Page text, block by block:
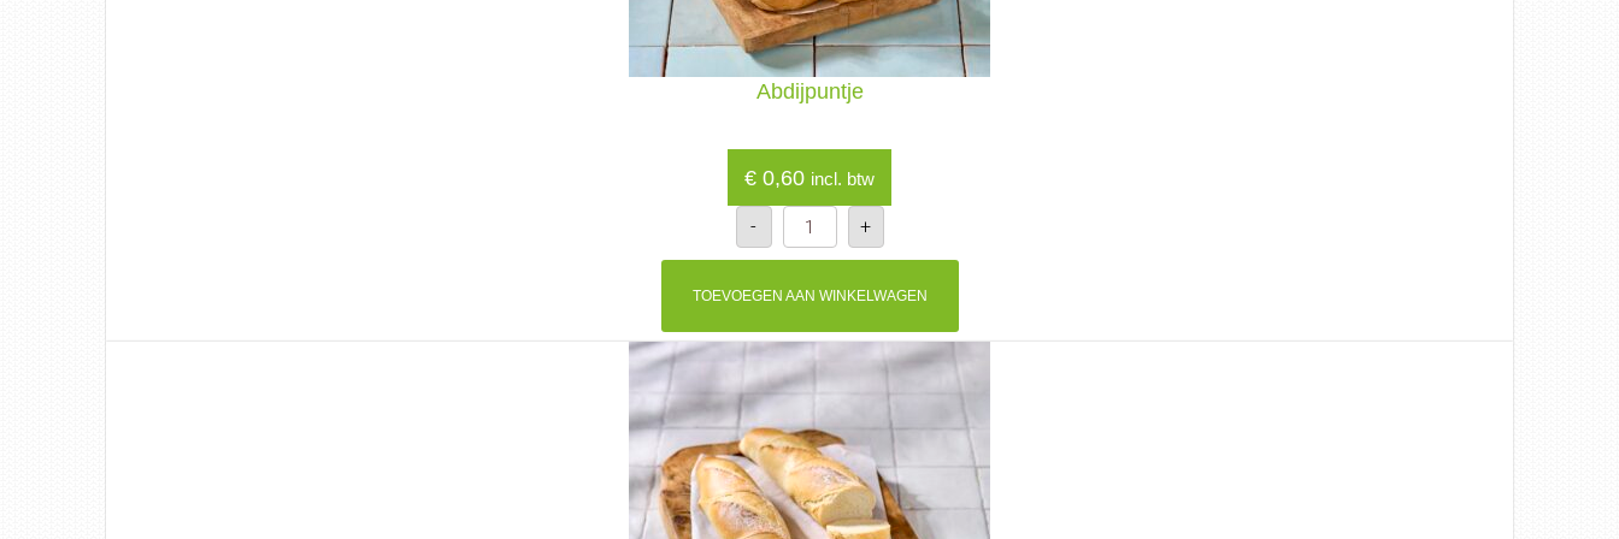
Abdijpuntje
€ 0,60 incl. btw
-
Abdijpuntje
aantal
+
TOEVOEGEN AAN WINKELWAGEN